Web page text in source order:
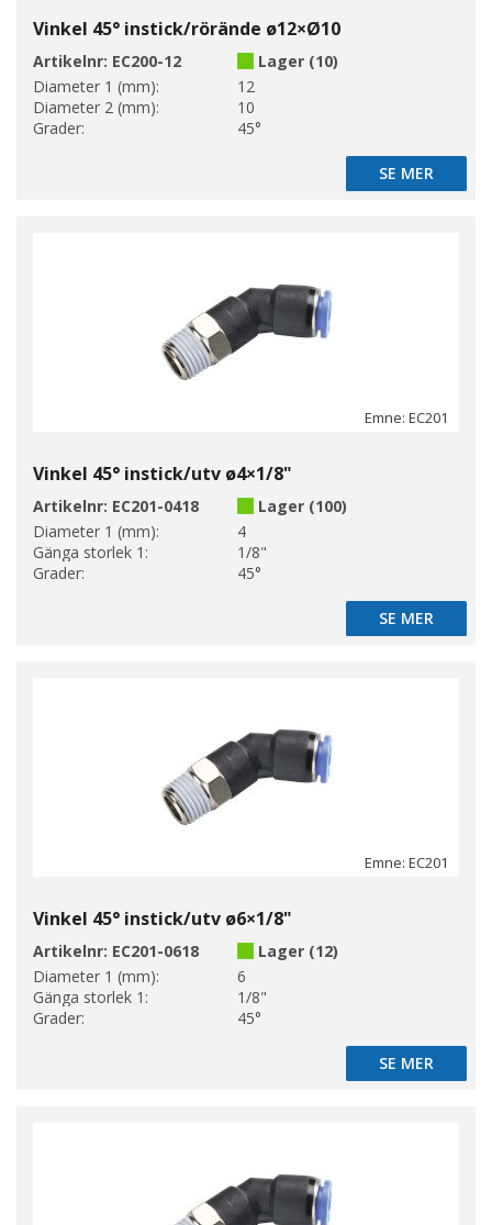
Vinkel 45° instick/rörände ø12×Ø10
Artikelnr: EC200-12
Lager (10)
Diameter 1 (mm):
12
Diameter 2 (mm):
10
Grader:
45°
SE MER
SE MER
Emne: EC201
Vinkel 45° instick/utv ø4×1/8"
Artikelnr: EC201-0418
Lager (100)
Diameter 1 (mm):
4
Gänga storlek 1:
1/8"
Grader:
45°
SE MER
SE MER
Emne: EC201
Vinkel 45° instick/utv ø6×1/8"
Artikelnr: EC201-0618
Lager (12)
Diameter 1 (mm):
6
Gänga storlek 1:
1/8"
Grader:
45°
SE MER
SE MER